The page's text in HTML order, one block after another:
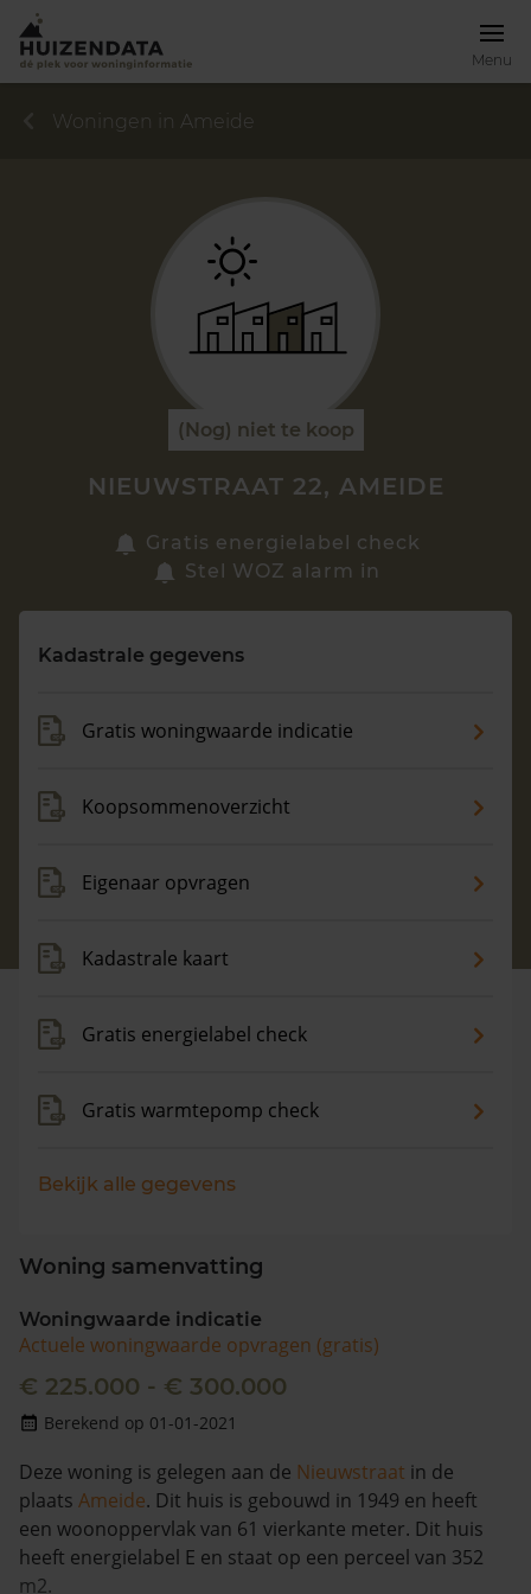
Menu
Zoek een woning
Maandag t/m vrijdag - 08:00 -18:00
Woningen in Ameide
(Nog) niet te koop
NIEUWSTRAAT 22, AMEIDE
Gratis energielabel check
Stel WOZ alarm in
Kadastrale gegevens
Gratis woningwaarde indicatie
Koopsommenoverzicht
Eigenaar opvragen
Kadastrale kaart
Gratis energielabel check
Gratis warmtepomp check
Bekijk alle gegevens
Woning samenvatting
Woningwaarde indicatie
Actuele woningwaarde opvragen (gratis)
€ 225.000 - € 300.000
Berekend op 01-01-2021
Deze woning is gelegen aan de Nieuwstraat in de
plaats Ameide. Dit huis is gebouwd in 1949 en heeft
een woonoppervlak van 61 vierkante meter. Dit huis
heeft energielabel E en staat op een perceel van 352
m2.